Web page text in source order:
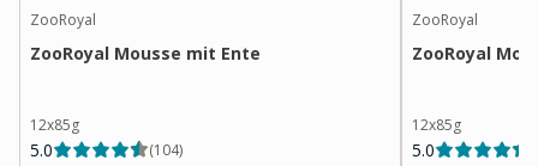
ZooRoyal
ZooRoyal Mousse mit Ente
12x85g
5.0 (104)
ZooRoyal
ZooRoyal
12x85g
5.0